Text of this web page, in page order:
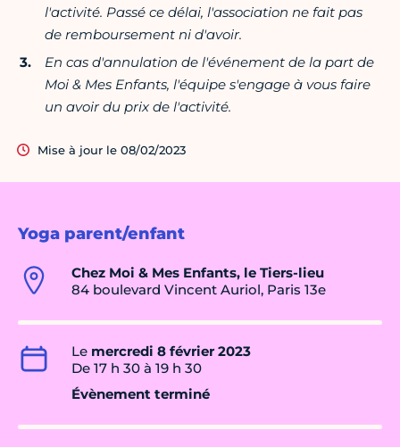
Yoga parent/enfant
Chez Moi & Mes Enfants, le Tiers-lieu
84 boulevard Vincent Auriol, Paris 13e
Le mercredi 8 février 2023
De 17 h 30 à 19 h 30
Évènement terminé
l'activité. Passé ce délai, l'association ne fait pas
de remboursement ni d'avoir.
En cas d'annulation de l'événement de la part de
Moi & Mes Enfants, l'équipe s'engage à vous faire
un avoir du prix de l'activité.
Mise à jour le 08/02/2023